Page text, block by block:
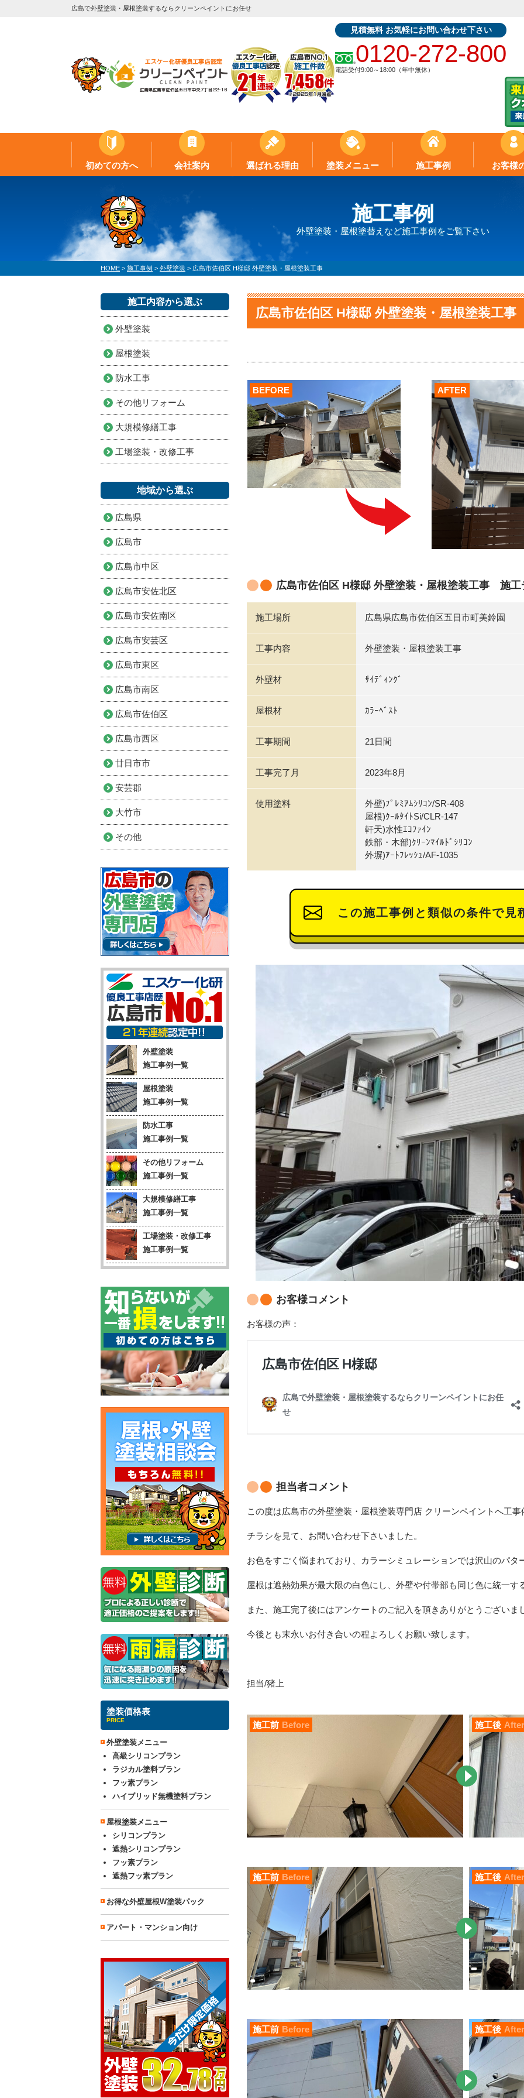
広島で外壁塗装・屋根塗装するならクリーンペイントにお任せ
見積無料 お気軽にお問い合わせ下さい
0120-272-800
電話受付9:00～18:00（年中無休）
初めての方へ 会社案内 選ばれる理由 塗装メニュー 施工事例 お客様
施工事例
外壁塗装・屋根塗替えなど施工事例をご覧下さい
HOME > 施工事例 > 外壁塗装 > 広島市佐伯区 H様邸 外壁塗装・屋根塗装工事
広島市佐伯区 H様邸 外壁塗装・屋根塗装工事
AFTER
BEFORE
広島市佐伯区 H様邸 外壁塗装・屋根塗装工事 施工
施工場所 広島県広島市佐伯区五日市町美鈴園
工事内容 外壁塗装・屋根塗装工事
外壁材 ｻｲﾃﾞｨﾝｸﾞ
屋根材 ｶﾗｰﾍﾞｽﾄ
工事期間 21日間
工事完了月 2023年8月
使用塗料
外壁)ﾌﾟﾚﾐｱﾑｼﾘｺﾝ/SR-408
屋根)ｸｰﾙﾀｲﾄSi/CLR-147
軒天)水性ｴｺﾌｧｲﾝ
鉄部・木部)ｸﾘｰﾝﾏｲﾙﾄﾞｼﾘｺﾝ
外塀)ｱｰﾄﾌﾚｯｼｭ/AF-1035
この施工事例と類似の条件で見
お客様コメント
お客様の声：
担当者コメント
この度は広島市の外壁塗装・屋根塗装専門店 クリーンペイントへ工
チラシを見て、お問い合わせ下さいました。
お色をすごく悩まれており、カラーシミュレーションでは沢山のパタ
屋根は遮熱効果が最大限の白色にし、外壁や付帯部も同じ色に統一
また、施工完了後にはアンケートのご記入を頂きありがとうございま
今後とも末永いお付き合いの程よろしくお願い致します。
担当/猪上
施工前 Before 施工後 After
施工前 Before 施工後 After
施工前 Before 施工後 After
施工内容から選ぶ
外壁塗装
屋根塗装
防水工事
その他リフォーム
大規模修繕工事
工場塗装・改修工事
地域から選ぶ
広島県
広島市
広島市中区
広島市安佐北区
広島市安佐南区
広島市安芸区
広島市東区
広島市南区
広島市佐伯区
広島市西区
廿日市市
安芸郡
大竹市
その他
外壁塗装
施工事例一覧
屋根塗装
施工事例一覧
防水工事
施工事例一覧
その他リフォーム
施工事例一覧
大規模修繕工事
施工事例一覧
工場塗装・改修工事
施工事例一覧
塗装価格表
PRICE
外壁塗装メニュー
高級シリコンプラン
ラジカル塗料プラン
フッ素プラン
ハイブリッド無機塗料プラン
屋根塗装メニュー
シリコンプラン
遮熱シリコンプラン
フッ素プラン
遮熱フッ素プラン
お得な外壁屋根W塗装パック
アパート・マンション向け